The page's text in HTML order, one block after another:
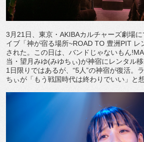
3月21日、東京・AKIBAカルチャーズ劇場
イブ「神が宿る場所~ROAD TO 豊洲PIT レ
された。この日は、バンドじゃないもん
当・望月みゆ(みゆちぃ)が神宿にレンタル移
1日限りではあるが、“5人”の神宿が復活。
ちぃが「もう戦国時代は終わりでいい」と